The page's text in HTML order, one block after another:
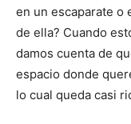
en un escaparate o
de ella? Cuando
damos cuenta de
espacio donde
lo cual queda casi